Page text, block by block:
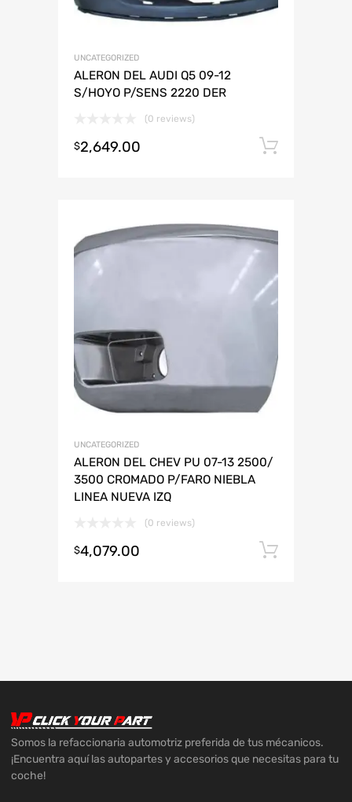
UNCATEGORIZED
ALERON DEL AUDI Q5 09-12
S/HOYO P/SENS 2220 DER
(0 reviews)
$2,649.00
UNCATEGORIZED
ALERON DEL CHEV PU 07-13 2500/
3500 CROMADO P/FARO NIEBLA
LINEA NUEVA IZQ
(0 reviews)
$4,079.00
Somos la refaccionaria automotriz preferida de tus mécanicos.
¡Encuentra aquí las autopartes y accesorios que necesitas para tu
coche!